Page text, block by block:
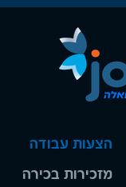
הצעות עבודה
מזכירות בכירה